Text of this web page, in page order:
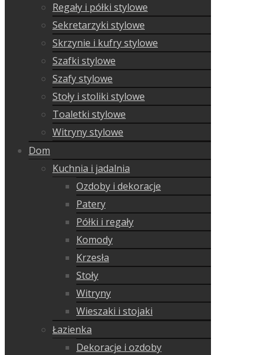
Regały i półki stylowe
Sekretarzyki stylowe
Skrzynie i kufry stylowe
Szafki stylowe
Szafy stylowe
Stoły i stoliki stylowe
Toaletki stylowe
Witryny stylowe
Dom
Kuchnia i jadalnia
Ozdoby i dekoracje
Patery
Półki i regały
Komody
Krzesła
Stoły
Witryny
Wieszaki i stojaki
Łazienka
Dekoracje i ozdoby